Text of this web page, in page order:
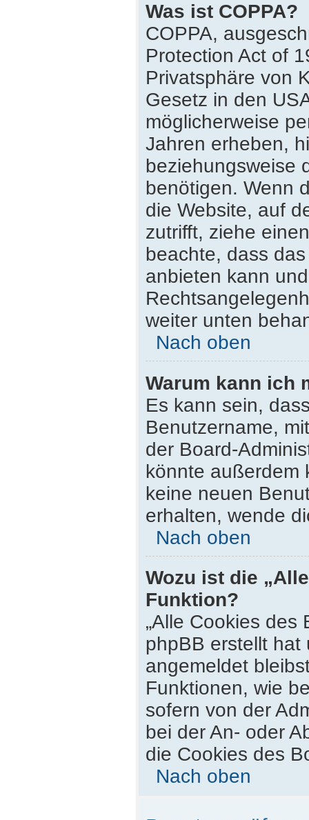
Was ist COPPA?
COPPA,
Protection Act of
Privatsphäre von
Gesetz in den
möglicherweise
Jahren erheben,
beziehungsweise
benötigen. Wenn
die Website, auf
zutrifft, ziehe
beachte, dass
anbieten kann
weiter unten
Nach oben
Warum kann ich
Es kann sein,
Benutzername,
der Board-
könnte außerdem
keine neuen
erhalten, wende
Nach oben
Wozu ist die
Funktion?
„Alle Cookies des
phpBB erstellt hat
angemeldet
Funktionen, wie
sofern von der
bei der An- oder
die Cookies des
Nach oben